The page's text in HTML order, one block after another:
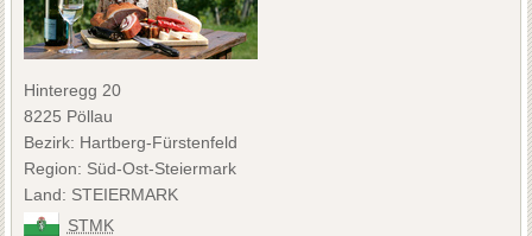
Hinteregg 20
8225 Pöllau
Bezirk: Hartberg-Fürstenfeld
Region: Süd-Ost-Steiermark
Land: STEIERMARK
STMK